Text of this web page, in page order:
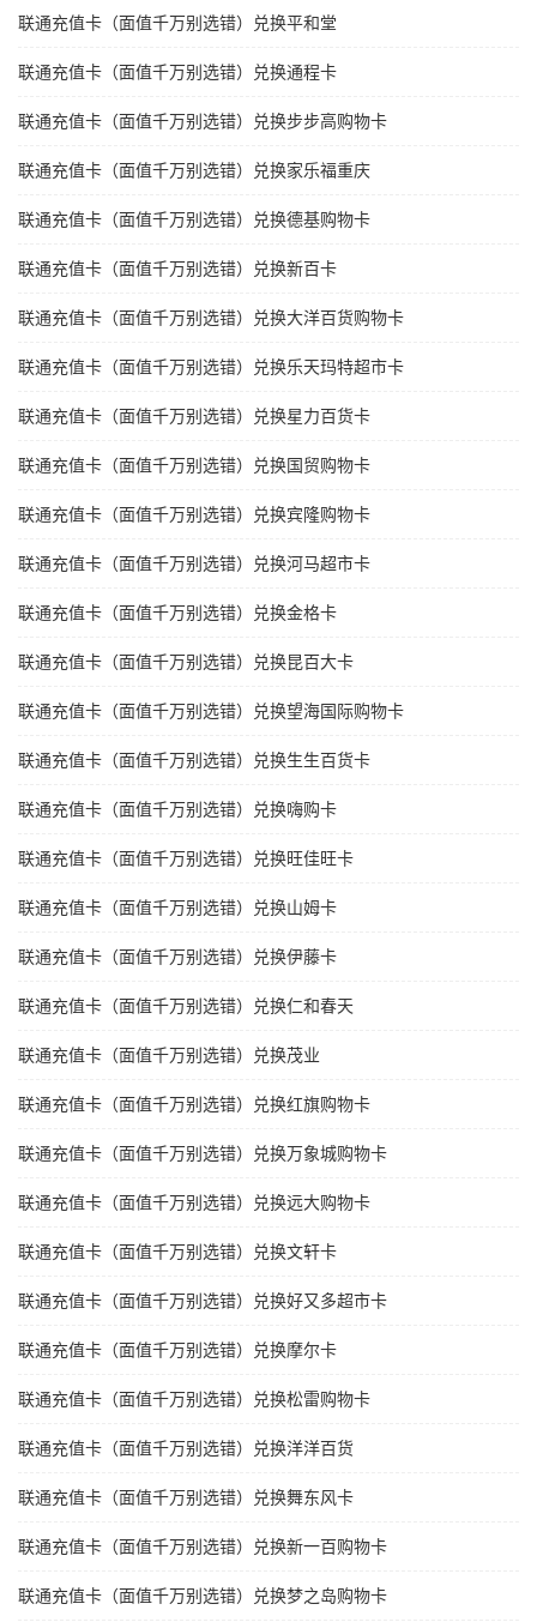
联通充值卡（面值千万别选错）兑换平和堂
联通充值卡（面值千万别选错）兑换通程卡
联通充值卡（面值千万别选错）兑换步步高购物卡
联通充值卡（面值千万别选错）兑换家乐福重庆
联通充值卡（面值千万别选错）兑换德基购物卡
联通充值卡（面值千万别选错）兑换新百卡
联通充值卡（面值千万别选错）兑换大洋百货购物卡
联通充值卡（面值千万别选错）兑换乐天玛特超市卡
联通充值卡（面值千万别选错）兑换星力百货卡
联通充值卡（面值千万别选错）兑换国贸购物卡
联通充值卡（面值千万别选错）兑换宾隆购物卡
联通充值卡（面值千万别选错）兑换河马超市卡
联通充值卡（面值千万别选错）兑换金格卡
联通充值卡（面值千万别选错）兑换昆百大卡
联通充值卡（面值千万别选错）兑换望海国际购物卡
联通充值卡（面值千万别选错）兑换生生百货卡
联通充值卡（面值千万别选错）兑换嗨购卡
联通充值卡（面值千万别选错）兑换旺佳旺卡
联通充值卡（面值千万别选错）兑换山姆卡
联通充值卡（面值千万别选错）兑换伊藤卡
联通充值卡（面值千万别选错）兑换仁和春天
联通充值卡（面值千万别选错）兑换茂业
联通充值卡（面值千万别选错）兑换红旗购物卡
联通充值卡（面值千万别选错）兑换万象城购物卡
联通充值卡（面值千万别选错）兑换远大购物卡
联通充值卡（面值千万别选错）兑换文轩卡
联通充值卡（面值千万别选错）兑换好又多超市卡
联通充值卡（面值千万别选错）兑换摩尔卡
联通充值卡（面值千万别选错）兑换松雷购物卡
联通充值卡（面值千万别选错）兑换洋洋百货
联通充值卡（面值千万别选错）兑换舞东风卡
联通充值卡（面值千万别选错）兑换新一百购物卡
联通充值卡（面值千万别选错）兑换梦之岛购物卡